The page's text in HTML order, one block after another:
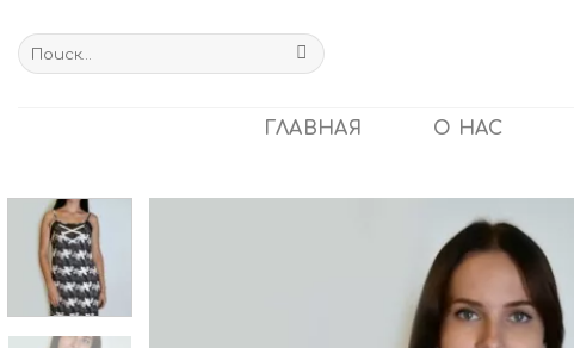
content
Искать:
ГЛАВНАЯ О НАС